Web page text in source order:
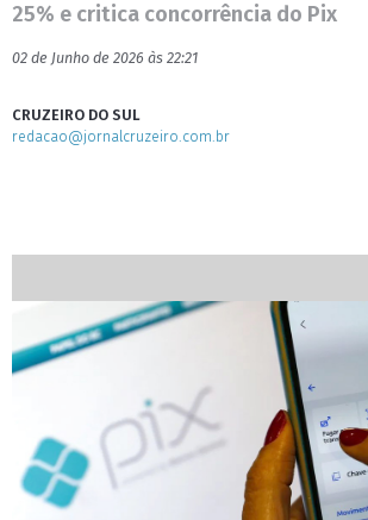
25% e critica concorrência do Pix
02 de Junho de 2026 às 22:21
CRUZEIRO DO SUL
redacao@jornalcruzeiro.com.br